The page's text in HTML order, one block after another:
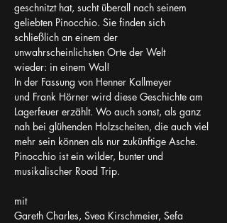
geschnitzt hat, sucht überall nach seinem
geliebten Pinocchio. Sie finden sich
schließlich an einem der
unwahrscheinlichsten Orte der Welt
wieder: in einem Wal!
In der Fassung von Henner Kallmeyer
und Frank Hörner wird diese Geschichte am
Lagerfeuer erzählt. Wo auch sonst, als ganz
nah bei glühenden Holzscheiten, die auch viel
mehr sein können als nur zukünftige Asche.
Pinocchio ist ein wilder, bunter und
musikalischer Road Trip.
mit
Gareth Charles, Svea Kirschmeier, Sefa